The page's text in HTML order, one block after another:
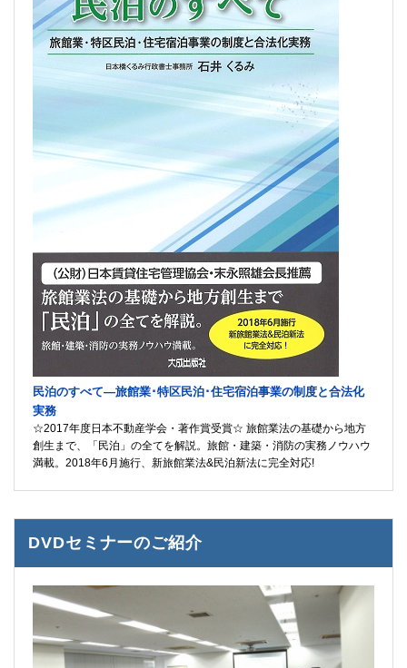
民泊のすべて―旅館業･特区民泊･住宅宿泊事業の制度と合法化
実務
☆2017年度日本不動産学会・著作賞受賞☆ 旅館業法の基礎から地方
創生まで、「民泊」の全てを解説。旅館・建築・消防の実務ノウハウ
満載。2018年6月施行、新旅館業法&民泊新法に完全対応!
DVDセミナーのご紹介